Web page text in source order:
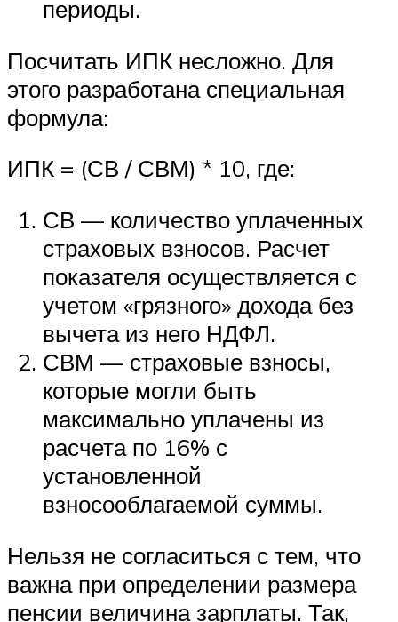
периоды.
Посчитать ИПК несложно. Для
этого разработана специальная
формула:
ИПК = (СВ / СВМ) * 10, где:
СВ — количество уплаченных
страховых взносов. Расчет
показателя осуществляется с
учетом «грязного» дохода без
вычета из него НДФЛ.
СВМ — страховые взносы,
которые могли быть
максимально уплачены из
расчета по 16% с
установленной
взносооблагаемой суммы.
Нельзя не согласиться с тем, что
важна при определении размера
пенсии величина зарплаты. Так,